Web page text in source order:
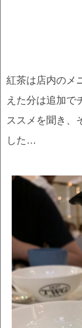
紅茶は店内のメ
えた分は追加で
ススメを聞き、
した…